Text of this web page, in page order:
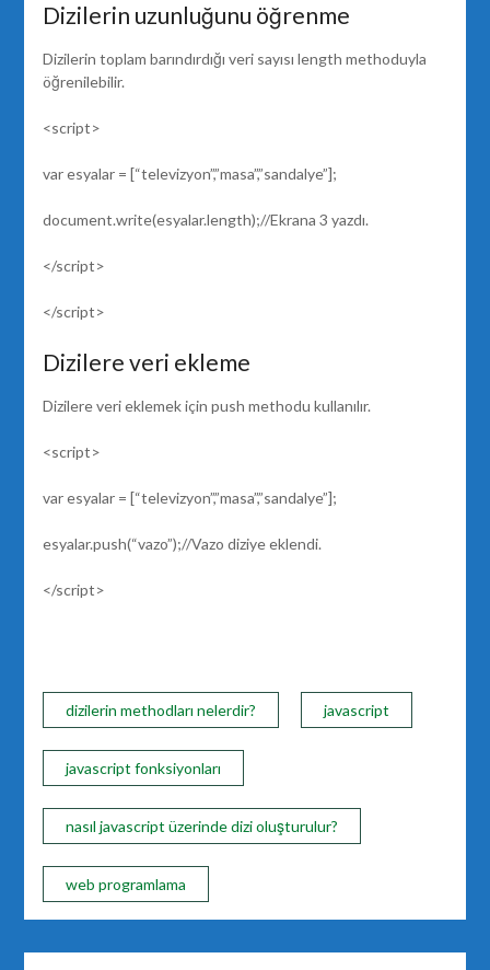
Dizilerin uzunluğunu öğrenme
Dizilerin toplam barındırdığı veri sayısı length methoduyla
öğrenilebilir.
<script>
var esyalar = [“televizyon”,”masa”,”sandalye”];
document.write(esyalar.length);//Ekrana 3 yazdı.
</script>
</script>
Dizilere veri ekleme
Dizilere veri eklemek için push methodu kullanılır.
<script>
var esyalar = [“televizyon”,”masa”,”sandalye”];
esyalar.push(“vazo”);//Vazo diziye eklendi.
</script>
dizilerin methodları nelerdir? javascript
javascript fonksiyonları
nasıl javascript üzerinde dizi oluşturulur?
web programlama